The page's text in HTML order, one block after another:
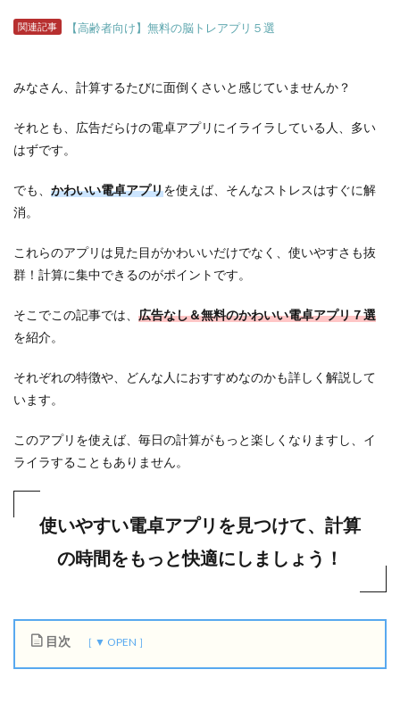
関連記事 【高齢者向け】無料の脳トレアプリ５選
みなさん、計算するたびに面倒くさいと感じていませんか？
それとも、広告だらけの電卓アプリにイライラしている 人、多い
はずです。
でも、 かわいい電卓アプリを使えば、そんなストレスはすぐに解
消。
これらのアプリは見た目がかわいいだけでなく、使いやすさも抜
群！計算に集中できるのがポイントです。
そこでこの記事では、 広告なし＆無料のかわいい電卓アプリ７選
を紹介。
それぞれの特徴や、どんな人におすすめなのかも詳しく解説して
います。
このアプリを使えば、毎日の計算がもっと楽しくなりますし、イ
ライラすることもありません。
使いやすい電卓アプリを見つけて、計算
の時間をもっと快適にしましょう！
目次